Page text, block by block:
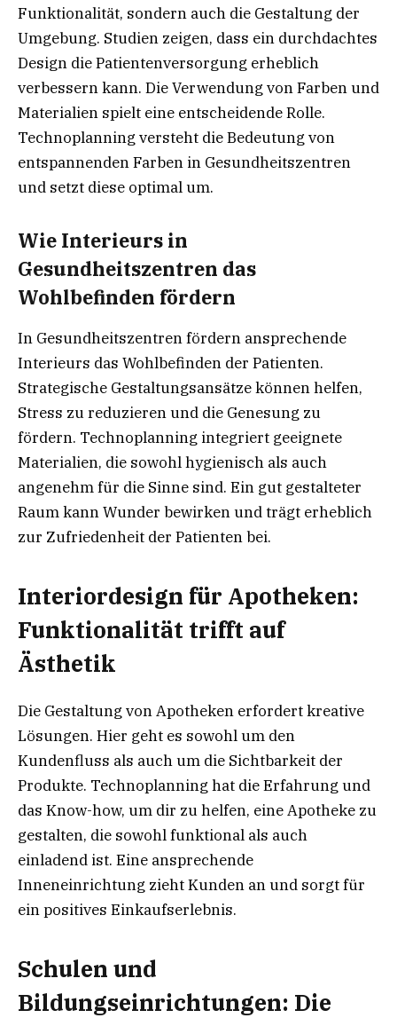
Funktionalität, sondern auch die Gestaltung der
Umgebung. Studien zeigen, dass ein durchdachtes
Design die Patientenversorgung erheblich
verbessern kann. Die Verwendung von Farben und
Materialien spielt eine entscheidende Rolle.
Technoplanning versteht die Bedeutung von
entspannenden Farben in Gesundheitszentren
und setzt diese optimal um.
Wie Interieurs in
Gesundheitszentren das
Wohlbefinden fördern
In Gesundheitszentren fördern ansprechende
Interieurs das Wohlbefinden der Patienten.
Strategische Gestaltungsansätze können helfen,
Stress zu reduzieren und die Genesung zu
fördern. Technoplanning integriert geeignete
Materialien, die sowohl hygienisch als auch
angenehm für die Sinne sind. Ein gut gestalteter
Raum kann Wunder bewirken und trägt erheblich
zur Zufriedenheit der Patienten bei.
Interiordesign für Apotheken:
Funktionalität trifft auf
Ästhetik
Die Gestaltung von Apotheken erfordert kreative
Lösungen. Hier geht es sowohl um den
Kundenfluss als auch um die Sichtbarkeit der
Produkte. Technoplanning hat die Erfahrung und
das Know-how, um dir zu helfen, eine Apotheke zu
gestalten, die sowohl funktional als auch
einladend ist. Eine ansprechende
Inneneinrichtung zieht Kunden an und sorgt für
ein positives Einkaufserlebnis.
Schulen und
Bildungseinrichtungen: Die